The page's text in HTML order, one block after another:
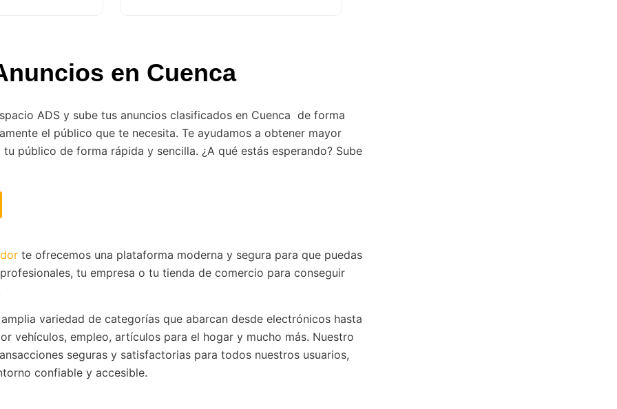
en Cuenca
ADS y sube tus anuncios clasificados en Cuenca de forma
el público que te necesita. Te ayudamos a obtener mayor
público de forma rápida y sencilla. ¿A qué estás esperando? Sube
te ofrecemos una plataforma moderna y segura para que puedas
tu empresa o tu tienda de comercio para conseguir
variedad de categorías que abarcan desde electrónicos hasta
vehículos, empleo, artículos para el hogar y mucho más. Nuestro
seguras y satisfactorias para todos nuestros usuarios,
confiable y accesible.